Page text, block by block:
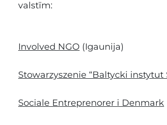
valstīm:
Involved NGO (Igaunija)
Stowarzyszenie “Baltycki
Sociale Entreprenorer i Denmark